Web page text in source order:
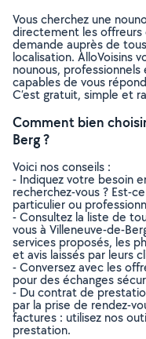
Vous cherchez une
directement les
demande auprès de
localisation. AlloVoisins
nounous,
capables de vous
C’est gratuit, simple et
Comment bien
Berg ?
Voici nos conseils :
- Indiquez votre besoin
recherchez-vous ? Est-
particulier ou
- Consultez la liste de
vous à Villeneuve-de-
services proposés, les
et avis laissés par leurs
- Conversez avec les
pour des échanges
- Du contrat de
par la prise de rendez-
factures : utilisez nos
prestation.